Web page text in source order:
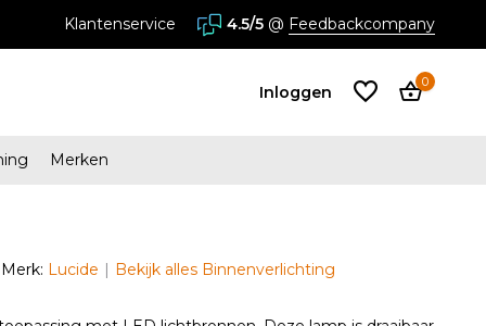
in Almere en Zaandam
Klantenservice 4.5/5 @ Feedbackcompany
Inloggen
Account
0
Merken
Merk: Lucide Bekijk alles Binnenverlichting